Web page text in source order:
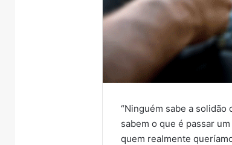
“Ninguém sabe a
sabem o que é passar
quem realmente